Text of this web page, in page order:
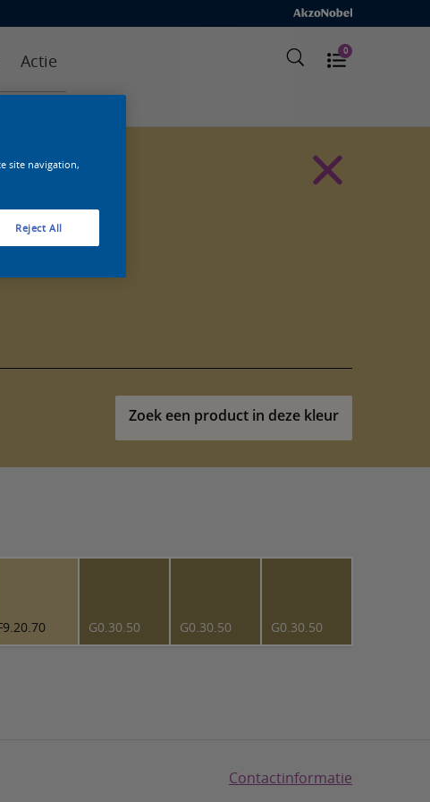
Actie 0
Zoek een product in deze kleur
G0.30.50 G0.30.50 G0.30.50
Contactinformatie
site navigation,
Reject All